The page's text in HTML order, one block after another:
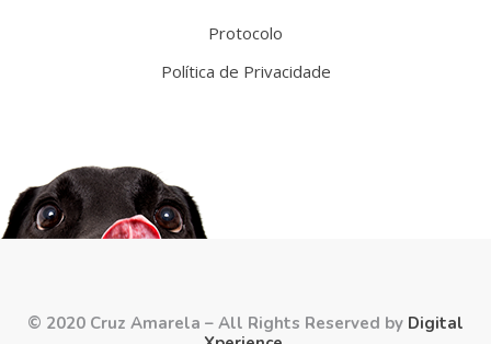
Protocolo
Política de Privacidade
© 2020 Cruz Amarela – All Rights Reserved by Digital